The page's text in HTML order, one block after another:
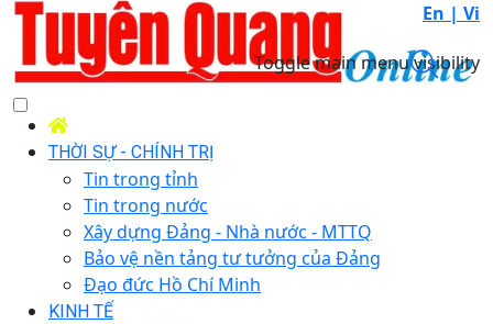
En | Vi
Toggle main menu visibility
THỜI SỰ - CHÍNH TRỊ
Tin trong tỉnh
Tin trong nước
Xây dựng Đảng - Nhà nước - MTTQ
Bảo vệ nền tảng tư tưởng của Đảng
Đạo đức Hồ Chí Minh
KINH TẾ